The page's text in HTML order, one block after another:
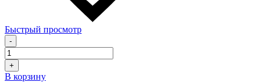
Быстрый просмотр
-
+
В корзину